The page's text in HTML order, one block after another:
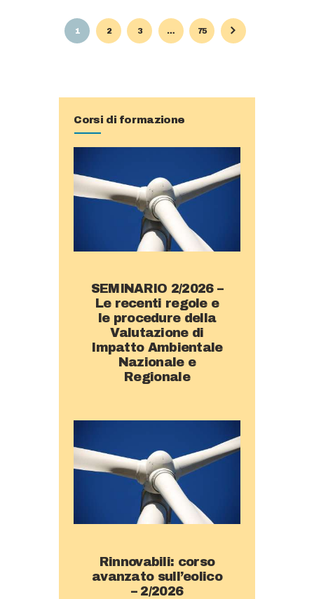
Paginazione
degli
PAGE
1 PAGE
2 PAGE
3 … PAGE
75
Corsi di formazione
SEMINARIO 2/2026 –
Le recenti regole e
le procedure della
Valutazione di
Impatto Ambientale
Nazionale e
Regionale
Rinnovabili: corso
avanzato sull’eolico
– 2/2026